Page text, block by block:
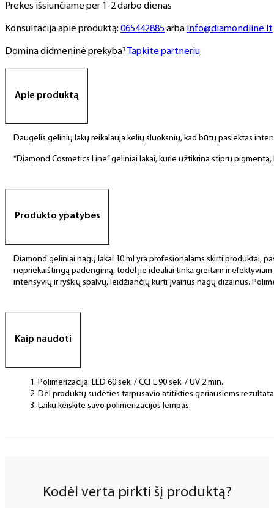
Prekes išsiunčiame per 1-2 darbo dienas
Konsultacija apie produktą: 065442885arba info@diamondline.lt
Domina didmeninė prekyba? Tapkite partneriu
Apie produktą
Daugelis gelinių lakų reikalauja kelių sluoksnių, kad būtų pasiektas
“Diamond Cosmetics Line” geliniai lakai, kurie užtikrina stiprų
Produkto ypatybės
Diamond geliniai nagų lakai 10 ml yra profesionalams skirti produktai,
nepriekaištingą padengimą, todėl jie idealiai tinka greitam ir
intensyvių ir ryškių spalvų, leidžiančių kurti įvairius nagų dizainus.
Kaip naudoti
Polimerizacija: LED 60 sek. / CCFL 90 sek. / UV 2 min.
Dėl produktų sudėties tarpusavio atitikties geriausiems
Laiku keiskite savo polimerizacijos lempas.
Kodėl verta pirkti šį produktą?